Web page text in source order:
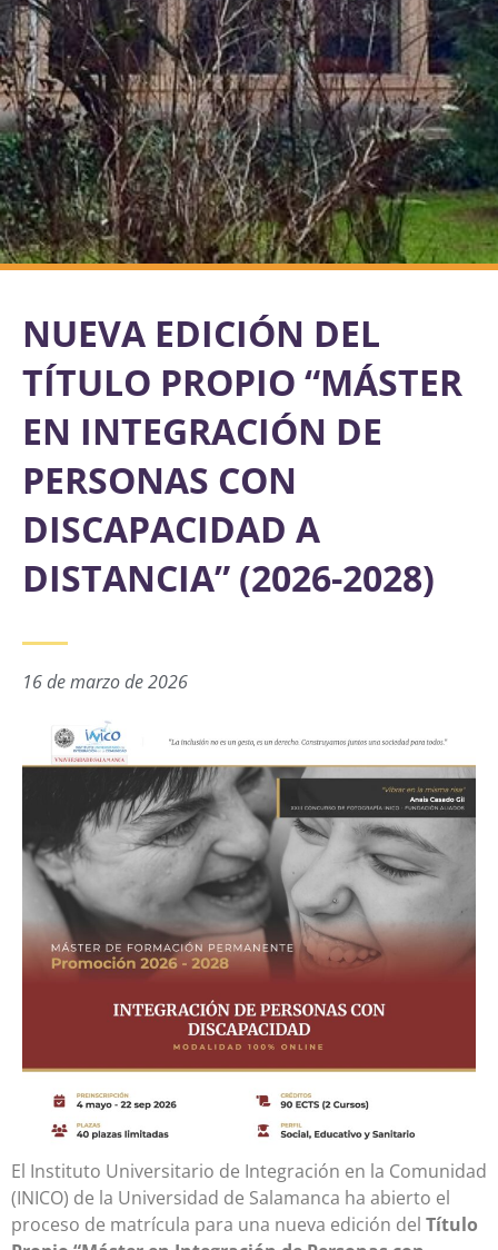
NUEVA EDICIÓN DEL
TÍTULO PROPIO “MÁSTER
EN INTEGRACIÓN DE
PERSONAS CON
DISCAPACIDAD A
DISTANCIA” (2026-2028)
16 de marzo de 2026
El Instituto Universitario de Integración en la Comunidad
(INICO) de la Universidad de Salamanca ha abierto el
proceso de matrícula para una nueva edición del Título